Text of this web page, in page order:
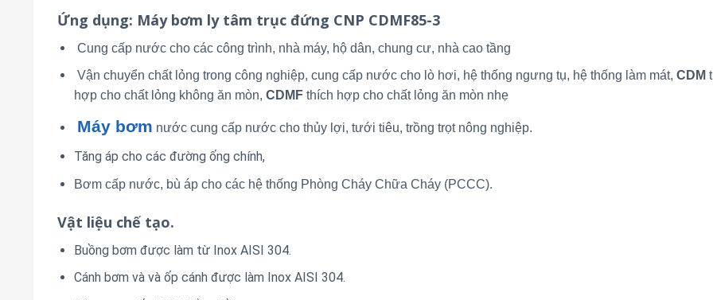
Ứng dụng: Máy bơm ly tâm trục đứng CNP CDMF85-3
Cung cấp nước cho các công trình, nhà máy, hộ dân, chung cư, nhà cao tầng
Vận chuyển chất lỏng trong công nghiệp, cung cấp nước cho lò hơi, hệ thống ngưng tụ, hệ thống làm mát, CDM
hợp cho chất lỏng không ăn mòn, CDMFthích hợp cho chất lỏng ăn mòn nhẹ
Máy bơm nước cung cấp nước cho thủy lợi, tưới tiêu, trồng trọt nông nghiệp.
Tăng áp cho các đường ống chính,
Bơm cấp nước, bù áp cho các hệ thống Phòng Cháy Chữa Cháy (PCCC).
Vật liệu chế tạo.
Buồng bơm được làm từ Inox AISI 304.
Cánh bơm và và ốp cánh được làm Inox AISI 304.